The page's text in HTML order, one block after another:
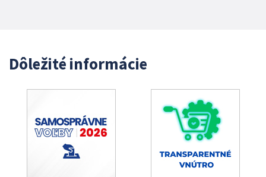
Dôležité informácie